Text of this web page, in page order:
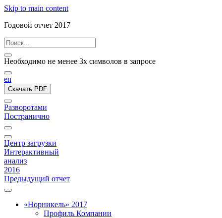
Skip to main content
Годовой отчет 2017
Необходимо не менее 3х символов в запросе
en
Скачать PDF
Разворотами
Постранично
Центр загрузки
Интерактивный
анализ
2016
Предыдущий отчет
«Норникель» 2017
Профиль Компании